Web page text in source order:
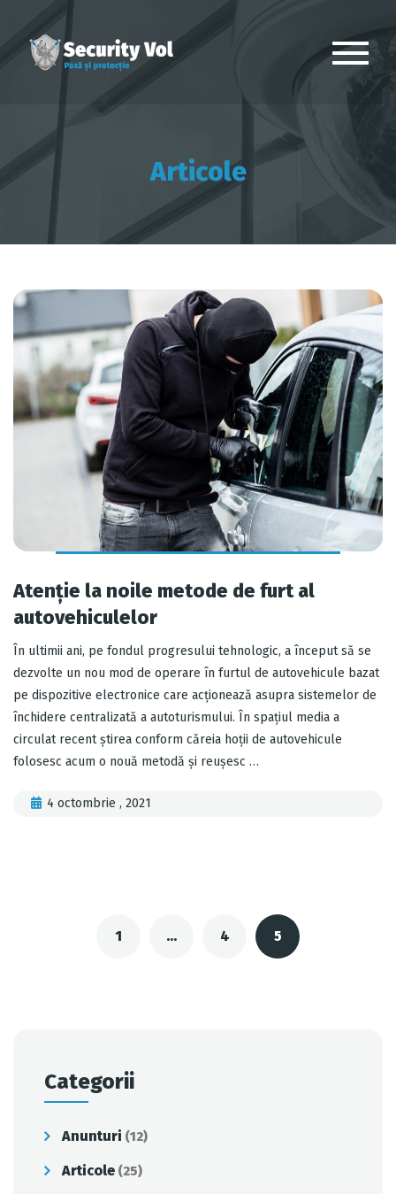
Articole
Atenție la noile metode de furt al
autovehiculelor
În ultimii ani, pe fondul progresului tehnologic, a început să se
dezvolte un nou mod de operare în furtul de autovehicule bazat
pe dispozitive electronice care acţionează asupra sistemelor de
închidere centralizată a autoturismului. În spațiul media a
circulat recent știrea conform căreia hoții de autovehicule
folosesc acum o nouă metodă și reușesc …
4 octombrie , 2021
navigation
1 … 4 5
Categorii
Anunturi (12)
Articole (25)